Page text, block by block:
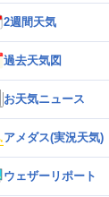
2週間天気
過去天気図
お天気ニュース
アメダス(実況天気)
ウェザーリポート